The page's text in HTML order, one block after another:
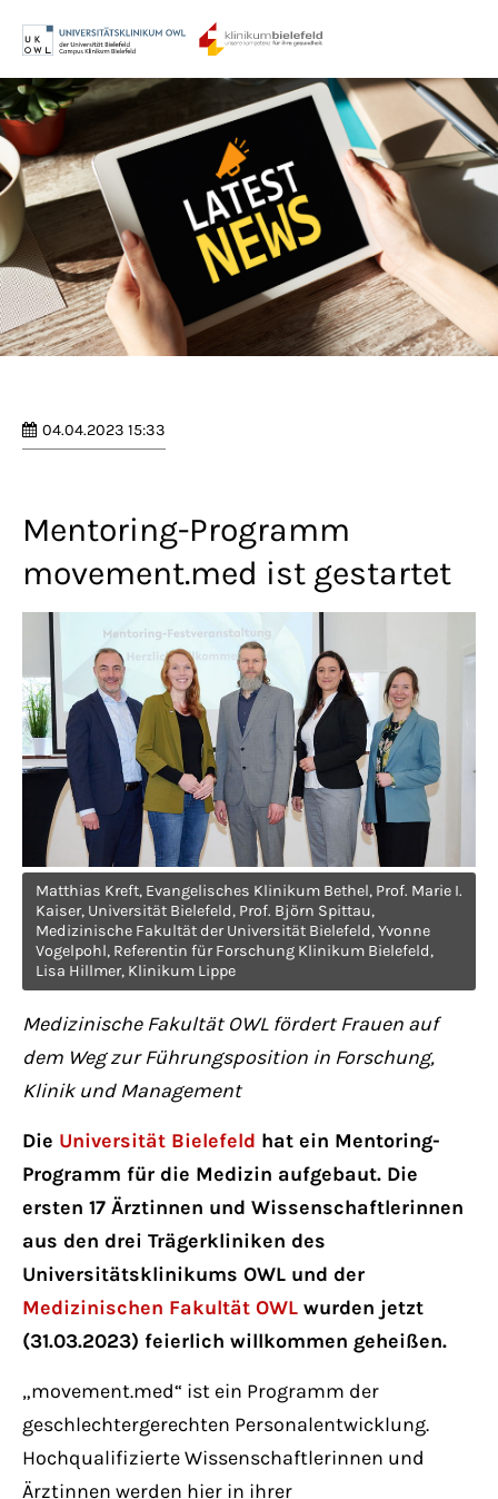
Login
Benutzername
Passwort
Anmelden
Lorem ipsum dolor sit amet:
24h/ 365days
We offer support for our customers
Mon - Fri 8:00am - 5:00pm
(GMT +1)
Get in touch
Cybersteel Inc.
376-293 City Road, Suite 600
San Francisco, CA 94102
+44 1234 567 890
Drop us a line
About us
Lorem ipsum dolor sit amet, consectetuer
Aenean commodo ligula eget dolor. Aenean
magnis dis parturient montes, nascetur
ridiculus mus. Donec quam felis, ultricies
nec.
04.04.2023 15:33
Mentoring-Programm
movement.med ist gestartet
Matthias Kreft, Evangelisches Klinikum Bethel, Prof. Marie I.
Kaiser, Universität Bielefeld, Prof. Björn Spittau,
Medizinische Fakultät der Universität Bielefeld, Yvonne
Vogelpohl, Referentin für Forschung Klinikum Bielefeld,
Lisa Hillmer, Klinikum Lippe
Medizinische Fakultät OWL fördert Frauen auf
dem Weg zur Führungsposition in Forschung,
Klinik und Management
Die Universität Bielefeld hat ein Mentoring-
Programm für die Medizin aufgebaut. Die
ersten 17 Ärztinnen und Wissenschaftlerinnen
aus den drei Trägerkliniken des
Universitätsklinikums OWL und der
Medizinischen Fakultät OWL wurden jetzt
(31.03.2023) feierlich willkommen geheißen.
„movement.med“ ist ein Programm der
geschlechtergerechten Personalentwicklung.
Hochqualifizierte Wissenschaftlerinnen und
Ärztinnen werden hier in ihrer